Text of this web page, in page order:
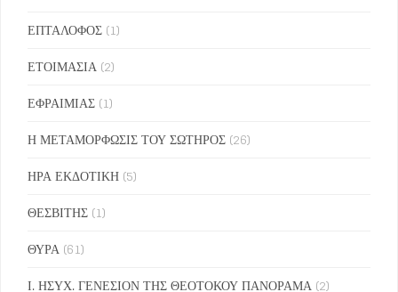
ΕΠΤΑΛΟΦΟΣ (1)
ΕΤΟΙΜΑΣΙΑ (2)
ΕΦΡΑΙΜΙΑΣ (1)
Η ΜΕΤΑΜΟΡΦΩΣΙΣ ΤΟΥ ΣΩΤΗΡΟΣ (26)
ΗΡΑ ΕΚΔΟΤΙΚΗ (5)
ΘΕΣΒΙΤΗΣ (1)
ΘΥΡΑ (61)
Ι. ΗΣΥΧ. ΓΕΝΕΣΙΟΝ ΤΗΣ ΘΕΟΤΟΚΟΥ ΠΑΝΟΡΑΜΑ (2)